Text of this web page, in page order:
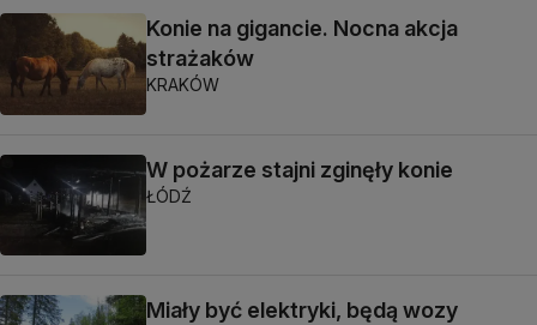
Konie na gigancie. Nocna akcja
strażaków
KRAKÓW
W pożarze stajni zginęły konie
ŁÓDŹ
Miały być elektryki, będą wozy